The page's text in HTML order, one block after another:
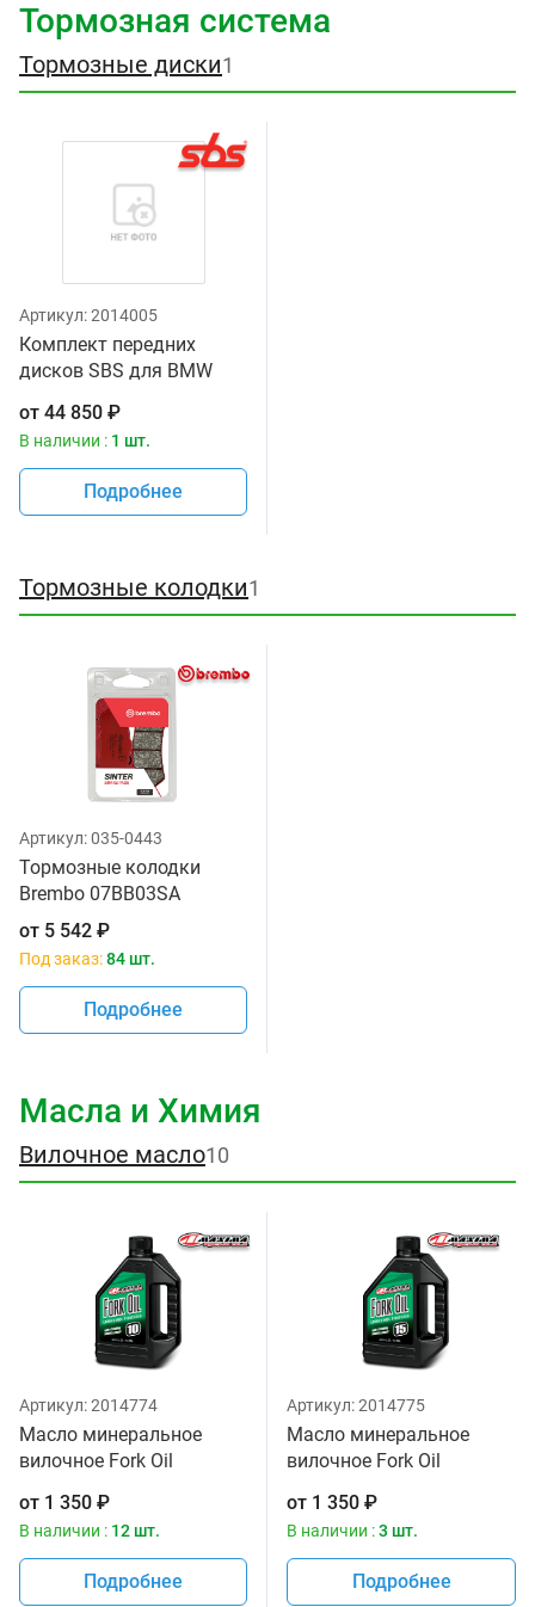
Тормозная система
Тормозные диски1
Артикул:2014005
Комплект передних
дисков SBS для BMW
от 44 850 ₽
В наличии : 1 шт.
Подробнее
Тормозные колодки1
Артикул:035-0443
Тормозные колодки
Brembo 07BB03SA
от 5 542 ₽
Под заказ:84 шт.
Подробнее
Масла и Химия
Вилочное масло10
Артикул:2014774
Масло минеральное
вилочное Fork Oil
Maxima 1 литр
от 1 350 ₽
В наличии : 12 шт.
Подробнее
Артикул:2014775
Масло минеральное
вилочное Fork Oil
Maxima 1 литр
от 1 350 ₽
В наличии :3 шт.
Подробнее